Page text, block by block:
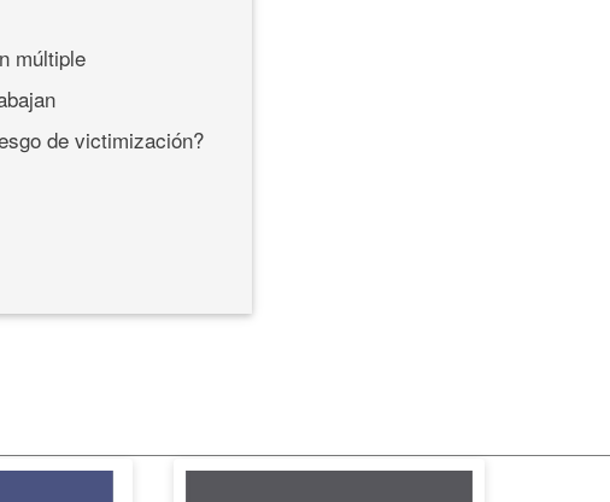
múltiple
de victimización?